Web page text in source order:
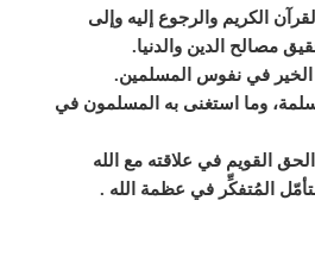
الكريم والرجوع إليه وإلى
مصالح الدين والدنيا.
الخير في نفوس المسلمين.
وما استغنى به المسلمون في
القويم في علاقته مع الله
المُتفكِّر في عظمة الله .